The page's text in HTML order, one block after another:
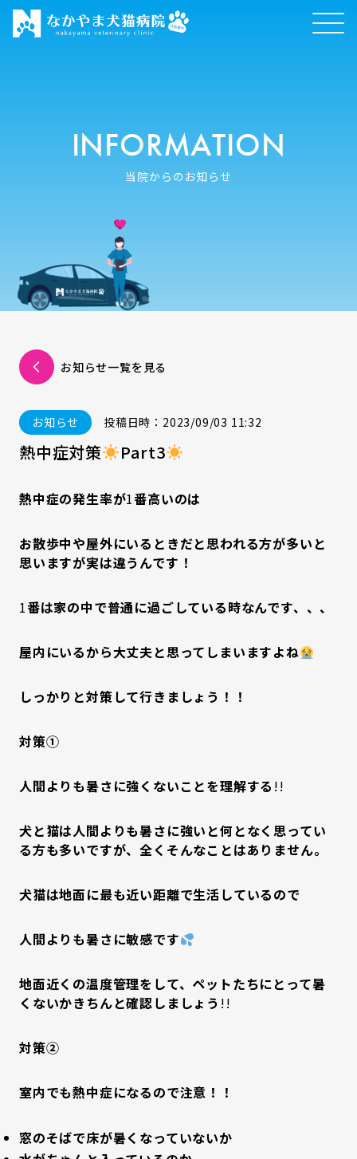
INFORMATION
当院からのお知らせ
お知らせ一覧を見る
お知らせ 投稿日時：2023/09/03 11:32
熱中症対策 Part3
熱中症の発生率が1番高いのは
お散歩中や屋外にいるときだと思われる方が多いと
思いますが実は違うんです！
1番は家の中で普通に過ごしている時なんです、、、
屋内にいるから大丈夫と思ってしまいますよね
しっかりと対策して行きましょう！！
対策①
人間よりも暑さに強くないことを理解する !!
犬と猫は人間よりも暑さに強いと何となく思ってい
る方も多いですが、全くそんなことはありません。
犬猫は地面に最も近い距離で生活しているので
人間よりも暑さに敏感です
地面近くの温度管理をして、ペットたちにとって暑
くないかきちんと確認しましょう !!
対策②
室内でも熱中症になるので注意！！
窓のそばで床が暑くなっていないか